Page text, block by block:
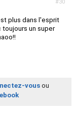
#30
plus dans l'esprit
un super
vousou